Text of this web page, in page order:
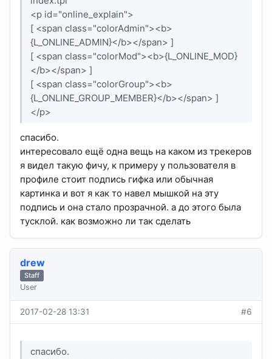
<p id="online_explain">
[ <span class="colorAdmin"><b>
{L_ONLINE_ADMIN}</b></span> ]
[ <span class="colorMod"><b>{L_ONLINE_MOD}
</b></span> ]
[ <span class="colorGroup"><b>
{L_ONLINE_GROUP_MEMBER}</b></span> ]
</p>
спасибо.
интересовало ещё одна вещь на каком из трекеров
я видел такую фичу, к примеру у пользователя в
профиле стоит подпись гифка или обычная
картинка и вот я как то навел мышкой на эту
подпись и она стало прозрачной. а до этого была
тусклой. как возможно ли так сделать
drew
Staff
User
2017-02-28 13:31 #6
спасибо.